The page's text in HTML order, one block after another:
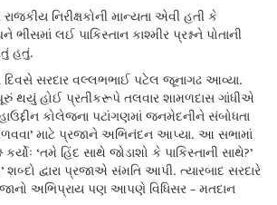
નિરીક્ષકોની માન્યતા એવી હતી કે
ભીંસમાં લઈ પાકિસ્તાન કાશ્મીર પ્રશ્નને પોતાની
હતું.
દિવસે સરદાર વલ્લભભાઈ પટેલ જૂનાગઢ આવ્યા.
થયું હોઈ પ્રતીકરૂપે તલવાર શામળદાસ ગાંધીએ
કોલેજના પટાંગણમાં જનમેદનીને સંબોધતા
માટે પ્રજાને અભિનંદન આપ્યા. આ સભામાં
‘તમે હિંદ સાથે જોડાશો કે પાકિસ્તાની સાથે?’
શબ્દો દ્વારા પ્રજાએ સંમતિ આપી. ત્યારબાદ સરદારે
અભિપ્રાય પણ આપણે વિધિસર - મતદાન